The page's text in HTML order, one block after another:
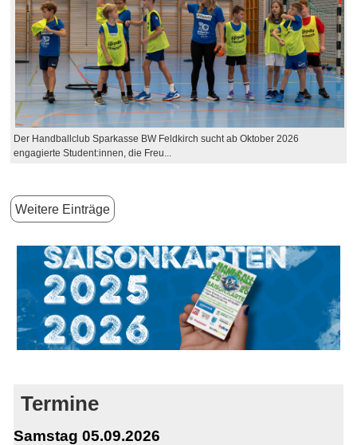
Der Handballclub Sparkasse BW Feldkirch sucht ab Oktober 2026
engagierte Student:innen, die Freu...
Weitere Einträge
Termine
Samstag 05.09.2026